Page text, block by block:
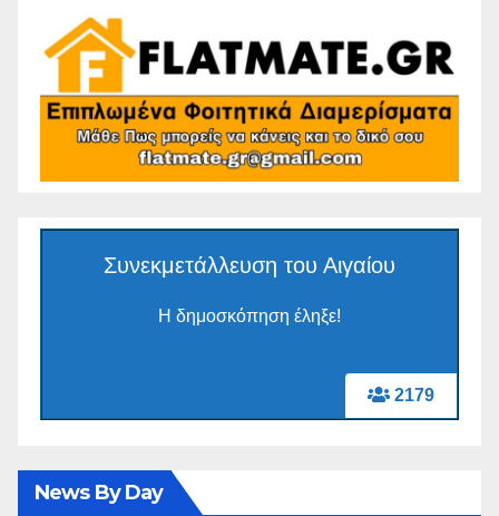
2179
Συνεκμετάλλευση του Αιγαίου
Η δημοσκόπηση έληξε!
News By Day